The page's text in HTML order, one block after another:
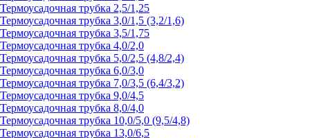
Термоусадочная трубка 2,5/1,25
Термоусадочная трубка 3,0/1,5 (3,2/1,6)
Термоусадочная трубка 3,5/1,75
Термоусадочная трубка 4,0/2,0
Термоусадочная трубка 5,0/2,5 (4,8/2,4)
Термоусадочная трубка 6,0/3,0
Термоусадочная трубка 7,0/3,5 (6,4/3,2)
Термоусадочная трубка 9,0/4,5
Термоусадочная трубка 8,0/4,0
Термоусадочная трубка 10,0/5,0 (9,5/4,8)
Термоусадочная трубка 13,0/6,5